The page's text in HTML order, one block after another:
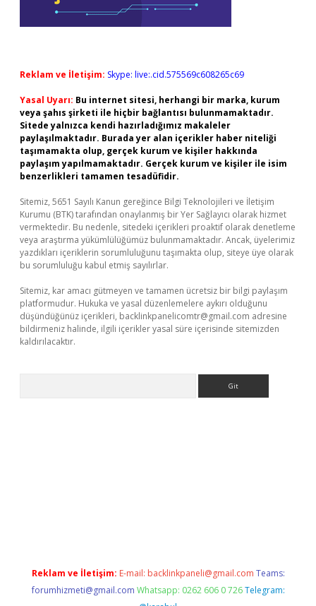
Reklam ve İletişim: Skype: live:.cid.575569c608265c69
Yasal Uyarı: Bu internet sitesi, herhangi bir marka, kurum
veya şahıs şirketi ile hiçbir bağlantısı bulunmamaktadır.
Sitede yalnızca kendi hazırladığımız makaleler
paylaşılmaktadır. Burada yer alan içerikler haber niteliği
taşımamakta olup, gerçek kurum ve kişiler hakkında
paylaşım yapılmamaktadır. Gerçek kurum ve kişiler ile isim
benzerlikleri tamamen tesadüfidir.
Sitemiz, 5651 Sayılı Kanun gereğince Bilgi Teknolojileri ve İletişim
Kurumu (BTK) tarafından onaylanmış bir Yer Sağlayıcı olarak hizmet
vermektedir. Bu nedenle, sitedeki içerikleri proaktif olarak denetleme
veya araştırma yükümlülüğümüz bulunmamaktadır. Ancak, üyelerimiz
yazdıkları içeriklerin sorumluluğunu taşımakta olup, siteye üye olarak
bu sorumluluğu kabul etmiş sayılırlar.
Sitemiz, kar amacı gütmeyen ve tamamen ücretsiz bir bilgi paylaşım
platformudur. Hukuka ve yasal düzenlemelere aykırı olduğunu
düşündüğünüz içerikleri, backlinkpanelicomtr@gmail.com adresine
bildirmeniz halinde, ilgili içerikler yasal süre içerisinde sitemizden
kaldırılacaktır.
Reklam ve İletişim: E-mail: backlinkpaneli@gmail.com Teams:
forumhizmeti@gmail.com Whatsapp: 0262 606 0 726 Telegram: